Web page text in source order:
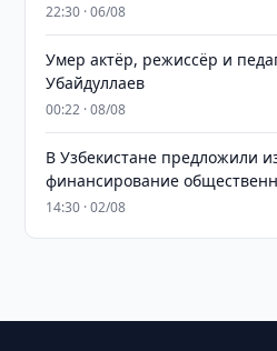
22:30 · 06/08
Умер актёр, режиссёр и
Убайдуллаев
00:22 · 08/08
В Узбекистане предложили
финансирование
14:30 · 02/08